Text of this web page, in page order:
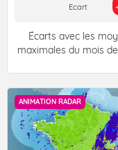
Ecart
Écarts avec les
maximales du mois de
ANIMATION RADAR